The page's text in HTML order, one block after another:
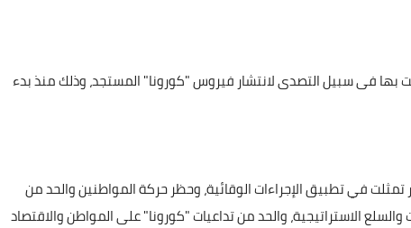
بها فى سبيل التصدى لانتشار فيروس "كورونا" المستجد، وذلك منذ بدء
إلى أنه تم، في ضوء ذلك، العمل على 6 محاور تمثلت في تطبيق الإجراءات الوقائية، وحظر حركة المواطنين والحد من
والسلع الاستراتيجية، والحد من تداعيات "كورونا" على المواطن والاقتصاد